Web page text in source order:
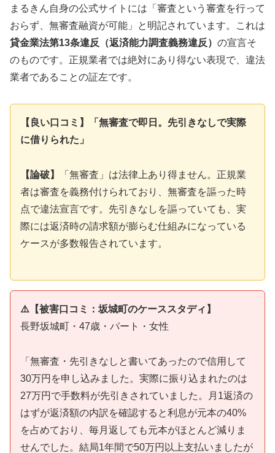
まるきん自身の公式サイトには「審査という審査を行って
おらず、無審査融資が可能」と明記されています。これは
貸金業法第13条違反（返済能力調査義務違反） の宣言そ
のものです。正規業者では絶対にあり得ない表現で、違法
業者であることの証左です。
【良い口コミ】「無審査で即日。先引きなしで実際
に借りられた」
【論破】
「無審査」は法律上あり得ません。正規業
者は審査を義務付けられており、無審査を謳った時
点で違法宣言です。先引きなしを謳っていても、実
際には返済時の請求額が膨らむ仕組みになっている
ケースが多数報告されています。
⚠️【被害口コミ：坂城町のケーススタディ】
長野坂城町・47歳・パート・女性
「無審査・先引きなしと書いてあったので信用して
30万円を申し込みました。実際に振り込まれたのは
27万円で手数料が先引きされていました。月1返済の
はずが返済額の内訳を確認すると利息が元本の40%
を占めており、毎月返しても元本がほとんど減りま
せんでした。結局1年間で50万円以上支払いましたが